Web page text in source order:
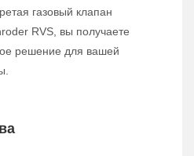
газовый клапан
RVS, вы получаете
решение для вашей